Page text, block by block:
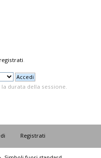
registrati.
durata della sessione.
Registrati